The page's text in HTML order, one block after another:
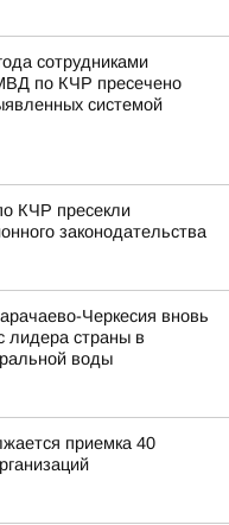
сотрудниками
по КЧР пресечено
системой
КЧР пресекли
законодательства
Черкесия вновь
лидера страны в
воды
приемка 40